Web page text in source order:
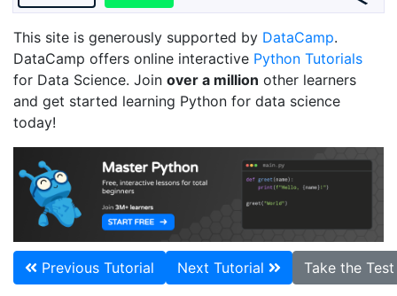
This site is generously supported by DataCamp.
DataCamp offers online interactive Python Tutorials
for Data Science. Join over a million other learners
and get started learning Python for data science
today!
Previous Tutorial Next Tutorial Take the